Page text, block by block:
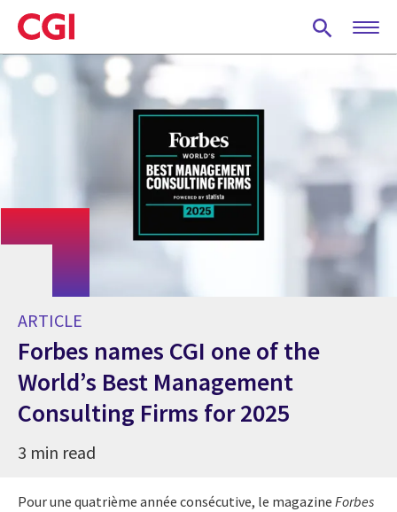
Skip
to
main
content
ARTICLE
Forbes names CGI one of the
World’s Best Management
Consulting Firms for 2025
3 min read
Pour une quatrième année consécutive, le magazine Forbes